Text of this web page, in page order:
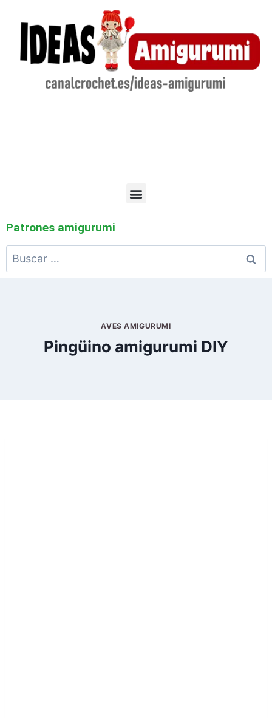
Patrones amigurumi
AVES AMIGURUMI
Pingüino amigurumi DIY